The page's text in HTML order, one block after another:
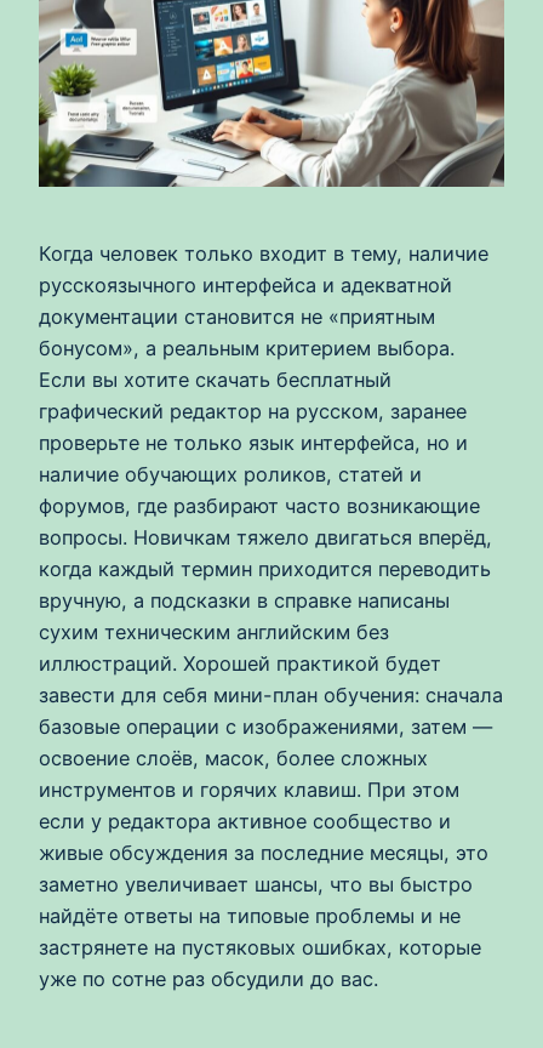
Когда человек только входит в тему, наличие
русскоязычного интерфейса и адекватной
документации становится не «приятным
бонусом», а реальным критерием выбора.
Если вы хотите скачать бесплатный
графический редактор на русском, заранее
проверьте не только язык интерфейса, но и
наличие обучающих роликов, статей и
форумов, где разбирают часто возникающие
вопросы. Новичкам тяжело двигаться вперёд,
когда каждый термин приходится переводить
вручную, а подсказки в справке написаны
сухим техническим английским без
иллюстраций. Хорошей практикой будет
завести для себя мини-план обучения: сначала
базовые операции с изображениями, затем —
освоение слоёв, масок, более сложных
инструментов и горячих клавиш. При этом
если у редактора активное сообщество и
живые обсуждения за последние месяцы, это
заметно увеличивает шансы, что вы быстро
найдёте ответы на типовые проблемы и не
застрянете на пустяковых ошибках, которые
уже по сотне раз обсудили до вас.